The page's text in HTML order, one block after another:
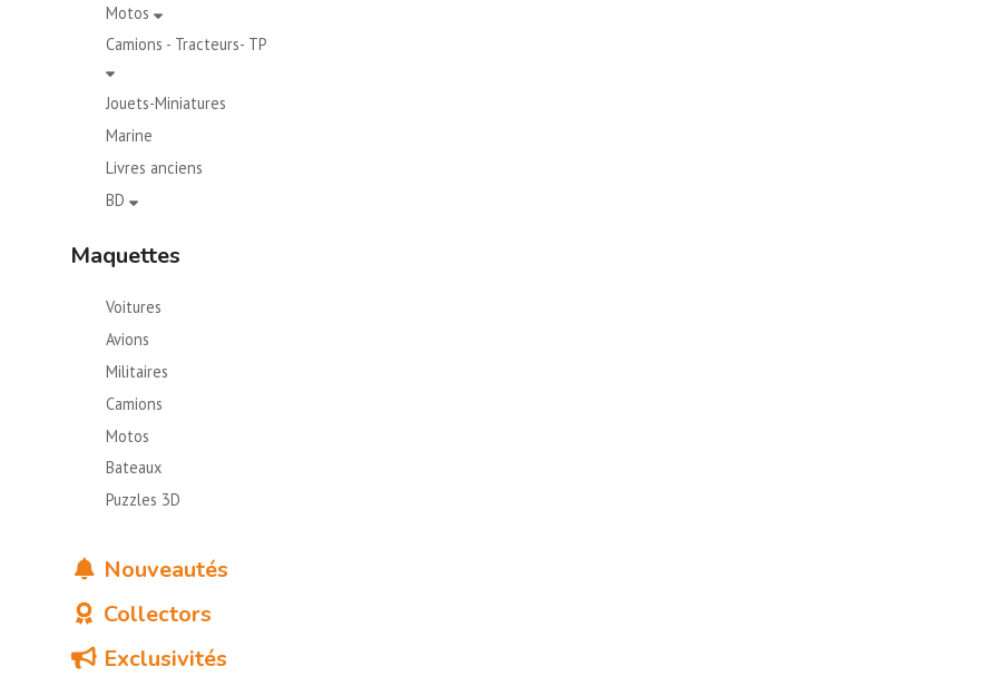
Motos
Camions - Tracteurs- TP
Jouets-Miniatures
Marine
Livres anciens
BD
Maquettes
Voitures
Avions
Militaires
Camions
Motos
Bateaux
Puzzles 3D
Nouveautés
Collectors
Exclusivités